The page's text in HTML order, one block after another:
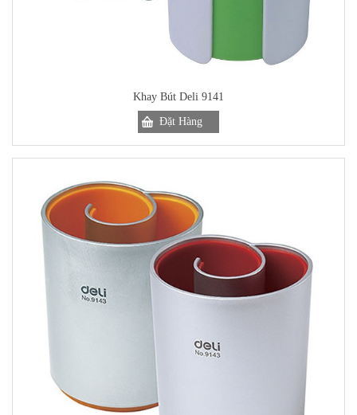
Khay Bút Deli 9141